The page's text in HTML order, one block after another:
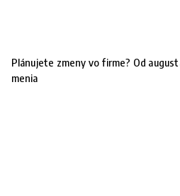
Plánujete zmeny vo firme? Od
menia